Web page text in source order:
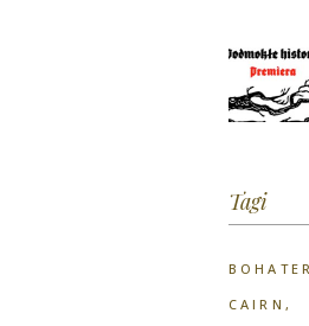
Tagi
BOHATER
CAIRN